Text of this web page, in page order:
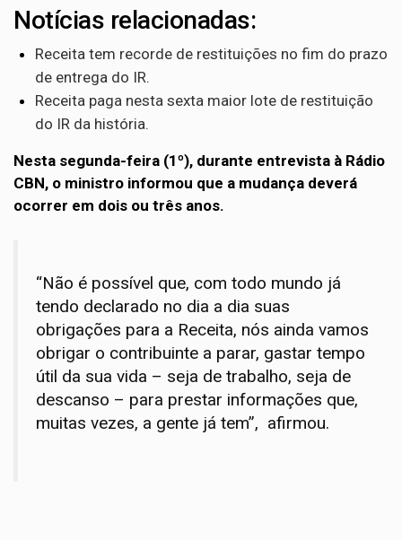
Notícias relacionadas:
Receita tem recorde de restituições no fim do prazo
de entrega do IR.
Receita paga nesta sexta maior lote de restituição
do IR da história.
Nesta segunda-feira (1º), durante entrevista à Rádio
CBN, o ministro informou que a mudança deverá
ocorrer em dois ou três anos.
“Não é possível que, com todo mundo já
tendo declarado no dia a dia suas
obrigações para a Receita, nós ainda vamos
obrigar o contribuinte a parar, gastar tempo
útil da sua vida – seja de trabalho, seja de
descanso – para prestar informações que,
muitas vezes, a gente já tem”, afirmou.